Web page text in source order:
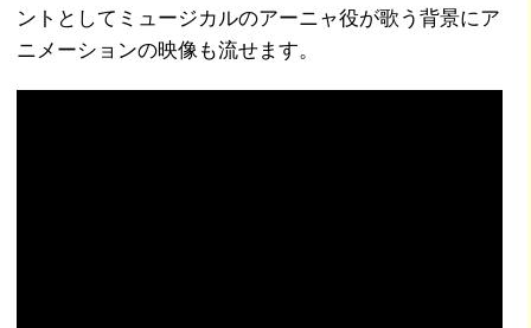
ントとしてミュージカルのアーニャ役が歌う背景にア
ニメーションの映像も流せます。